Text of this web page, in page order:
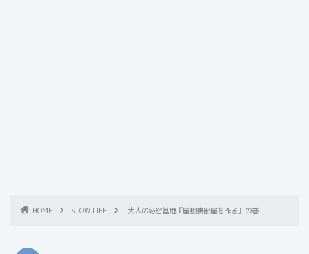
HOME SLOW LIFE 大人の秘密基地『屋根裏部屋を作る』の巻